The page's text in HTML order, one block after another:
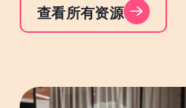
查看所有资源